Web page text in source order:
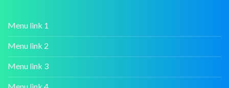
Menu link 1
Menu link 2
Menu link 3